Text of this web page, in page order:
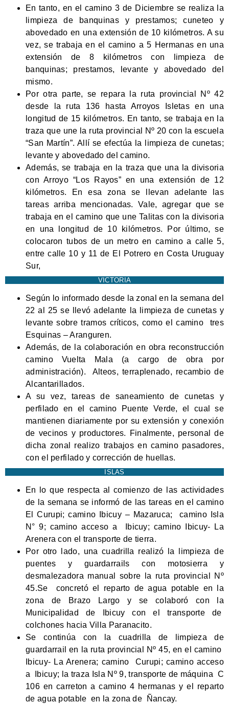
En tanto, en el camino 3 de Diciembre se realiza la
limpieza de banquinas y prestamos; cuneteo y
abovedado en una extensión de 10 kilómetros. A su
vez, se trabaja en el camino a 5 Hermanas en una
extensión de 8 kilómetros con limpieza de
banquinas; prestamos, levante y abovedado del
mismo.
Por otra parte, se repara la ruta provincial Nº 42
desde la ruta 136 hasta Arroyos Isletas en una
longitud de 15 kilómetros. En tanto, se trabaja en la
traza que une la ruta provincial Nº 20 con la escuela
“San Martín”. Allí se efectúa la limpieza de cunetas;
levante y abovedado del camino.
Además, se trabaja en la traza que una la divisoria
con Arroyo “Los Rayos” en una extensión de 12
kilómetros. En esa zona se llevan adelante las
tareas arriba mencionadas. Vale, agregar que se
trabaja en el camino que une Talitas con la divisoria
en una longitud de 10 kilómetros. Por último, se
colocaron tubos de un metro en camino a calle 5,
entre calle 10 y 11 de El Potrero en Costa Uruguay
Sur,
VICTORIA
Según lo informado desde la zonal en la semana del
22 al 25 se llevó adelante la limpieza de cunetas y
levante sobre tramos críticos, como el camino tres
Esquinas – Aranguren.
Además, de la colaboración en obra reconstrucción
camino Vuelta Mala (a cargo de obra por
administración). Alteos, terraplenado, recambio de
Alcantarillados.
A su vez, tareas de saneamiento de cunetas y
perfilado en el camino Puente Verde, el cual se
mantienen diariamente por su extensión y conexión
de vecinos y productores. Finalmente, personal de
dicha zonal realizo trabajos en camino pasadores,
con el perfilado y corrección de huellas.
ISLAS
En lo que respecta al comienzo de las actividades
de la semana se informó de las tareas en el camino
El Curupi; camino Ibicuy – Mazaruca; camino Isla
N° 9; camino acceso a Ibicuy; camino Ibicuy- La
Arenera con el transporte de tierra.
Por otro lado, una cuadrilla realizó la limpieza de
puentes y guardarrails con motosierra y
desmalezadora manual sobre la ruta provincial Nº
45.Se concretó el reparto de agua potable en la
zona de Brazo Largo y se colaboró con la
Municipalidad de Ibicuy con el transporte de
colchones hacia Villa Paranacito.
Se continúa con la cuadrilla de limpieza de
guardarrail en la ruta provincial Nº 45, en el camino
Ibicuy- La Arenera; camino Curupi; camino acceso
a Ibicuy; la traza Isla Nº 9, transporte de máquina C
106 en carreton a camino 4 hermanas y el reparto
de agua potable en la zona de Ñancay.